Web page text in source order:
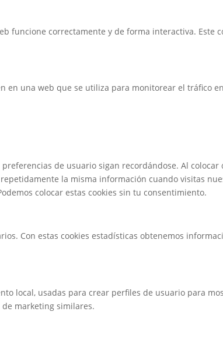
funcione correctamente y de forma interactiva. Este
en una web que se utiliza para monitorear el tráfico
de usuario sigan recordándose. Al colocar
la misma información cuando visitas
colocar estas cookies sin tu consentimiento.
Con estas cookies estadísticas obtenemos
local, usadas para crear perfiles de usuario para
marketing similares.